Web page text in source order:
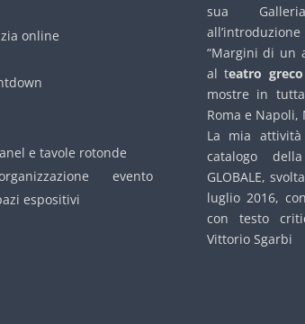
online
e tavole rotonde
evento
espositivi
sua
“Margini di un
al teatro
mostre in
Roma e Napoli,
La mia
catalogo della
GLOBALE,
luglio 2016,
con testo
Vittorio Sgarbi